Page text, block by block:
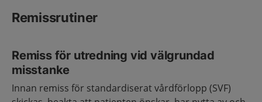
Remissrutiner
Remiss för utredning vid välgrundad
misstanke
Innan remiss för standardiserat vårdförlopp (SVF)